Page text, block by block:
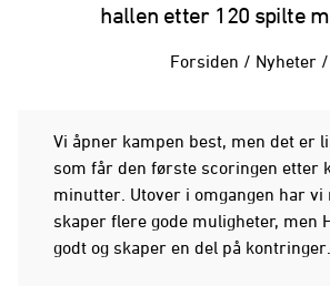
hallen etter 120 spilte
Forsiden / Nyheter /
Vi åpner kampen best, men det er
som får den første scoringen etter
minutter. Utover i omgangen har vi
skaper flere gode muligheter, men
godt og skaper en del på kontringer.